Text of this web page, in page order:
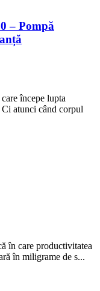
– Pompă
începe lupta
atunci când corpul
în care productivitatea
în miligrame de s...